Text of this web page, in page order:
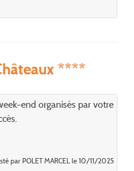
****
end organisés par votre
par POLET MARCEL le 10/11/2025